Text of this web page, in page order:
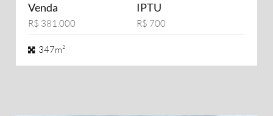
Venda
R$ 381.000
IPTU
R$ 700
347m²